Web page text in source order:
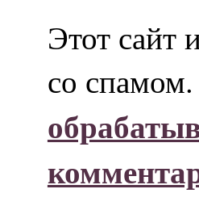
Этот сайт
со